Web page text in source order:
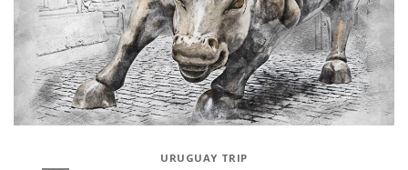
URUGUAY TRIP